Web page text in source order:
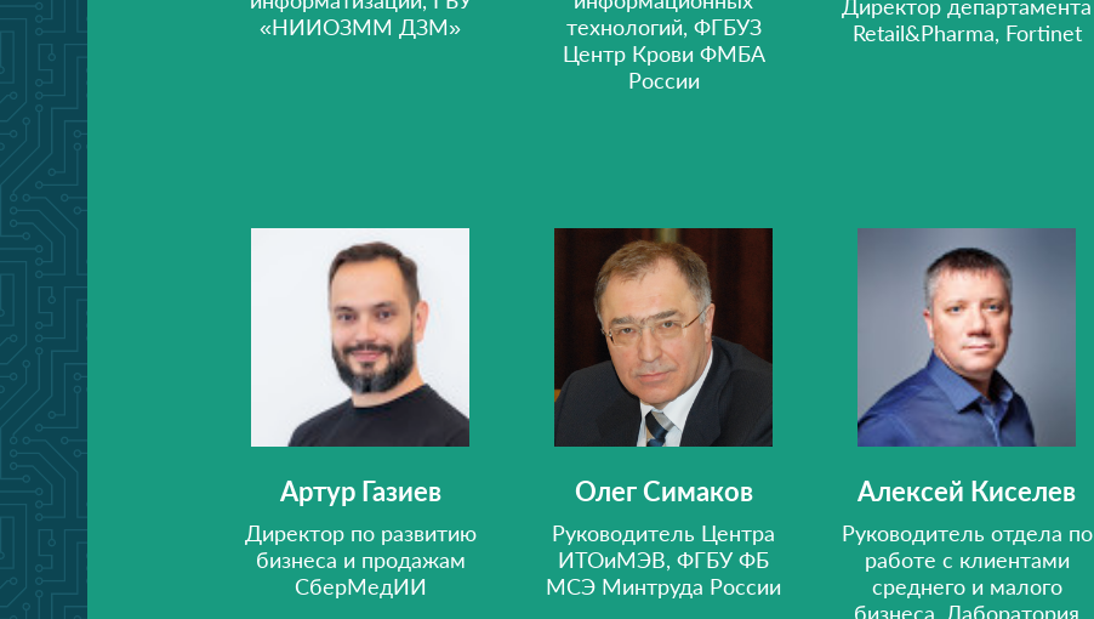
«НИИОЗММ ДЗМ»
технологий, ФГБУЗ
Центр Крови ФМБА
России
Директор департамента
Retail&Pharma, Fortinet
Артур Газиев
Директор по развитию
бизнеса и продажам
СберМедИИ
Олег Симаков
Руководитель Центра
ИТОиМЭВ, ФГБУ ФБ
МСЭ Минтруда России
Алексей Киселев
Руководитель отдела по
работе с клиентами
среднего и малого
бизнеса, Лаборатория